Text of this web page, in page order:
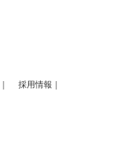
採用情報